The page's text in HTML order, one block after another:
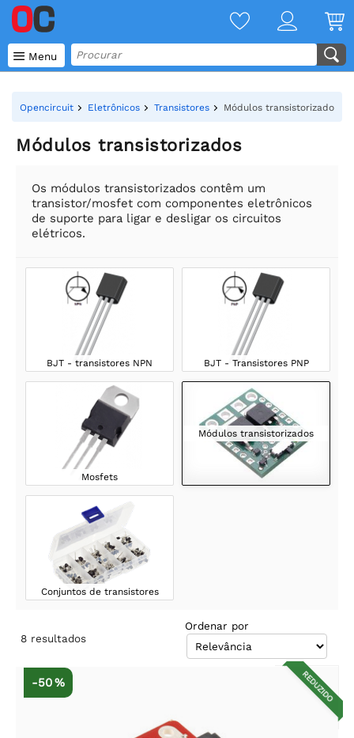
 Menu
Opencircuit Eletrônicos Transistores Módulos transistorizados
Módulos transistorizados
Os módulos transistorizados contêm um
transistor/mosfet com componentes eletrônicos
de suporte para ligar e desligar os circuitos
elétricos.
BJT - transistores NPN BJT - Transistores PNP
Mosfets
Módulos transistorizados
Conjuntos de transistores
8 resultados
Ordenar por
REDUZIDO
-50 %